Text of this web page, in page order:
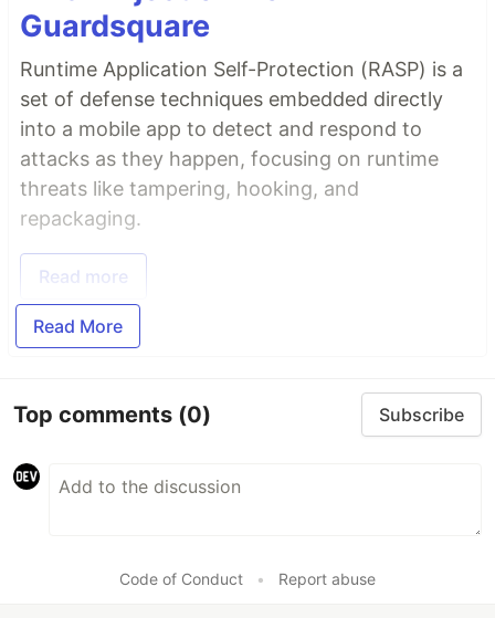
Guardsquare
Runtime Application Self-Protection (RASP) is a
set of defense techniques embedded directly
into a mobile app to detect and respond to
attacks as they happen, focusing on runtime
threats like tampering, hooking, and
repackaging.
Read more
Read More
Top comments (0) Subscribe
Code of Conduct • Report abuse